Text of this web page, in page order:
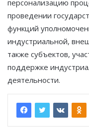
персонализацию
проведении
функций
индустриальной,
также субъектов,
поддержке
деятельности.